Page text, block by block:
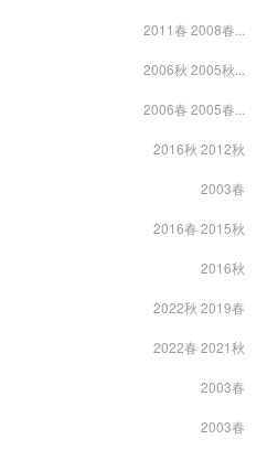
2011春 2008春...
2006秋 2005秋...
2006春 2005春...
2016秋 2012秋
2003春
2016春 2015秋
2016秋
2022秋 2019春
2022春 2021秋
2003春
2003春